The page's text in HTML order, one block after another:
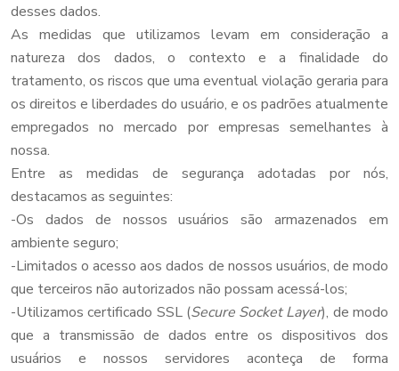
desses dados.
As medidas que utilizamos levam em consideração a
natureza dos dados, o contexto e a finalidade do
tratamento, os riscos que uma eventual violação geraria para
os direitos e liberdades do usuário, e os padrões atualmente
empregados no mercado por empresas semelhantes à
nossa.
Entre as medidas de segurança adotadas por nós,
destacamos as seguintes:
-Os dados de nossos usuários são armazenados em
ambiente seguro;
-Limitados o acesso aos dados de nossos usuários, de modo
que terceiros não autorizados não possam acessá-los;
-Utilizamos certificado SSL (Secure Socket Layer), de modo
que a transmissão de dados entre os dispositivos dos
usuários e nossos servidores aconteça de forma